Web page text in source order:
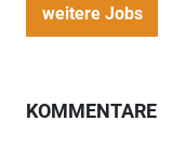
weitere Jobs
KOMMENTARE